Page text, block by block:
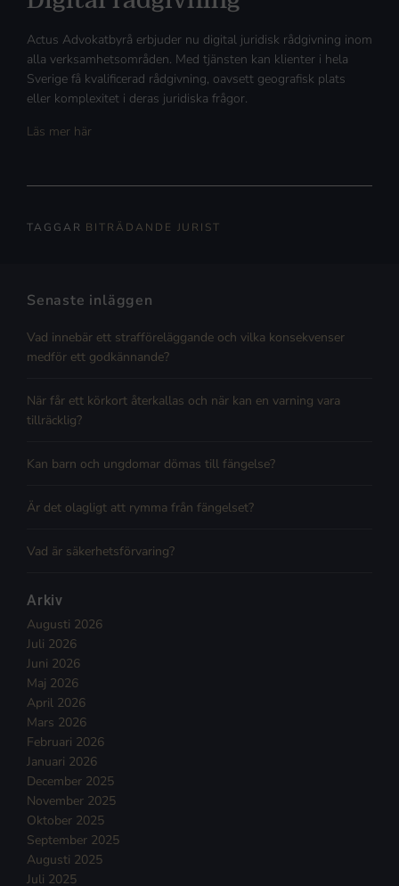
Actus Advokatbyrå erbjuder nu digital juridisk rådgivning inom
alla verksamhetsområden. Med tjänsten kan klienter i hela
Sverige få kvalificerad rådgivning, oavsett geografisk plats
eller komplexitet i deras juridiska frågor.
Läs mer här
TAGGAR BITRÄDANDE JURIST
Senaste inläggen
Vad innebär ett strafföreläggande och vilka konsekvenser
medför ett godkännande?
När får ett körkort återkallas och när kan en varning vara
tillräcklig?
Kan barn och ungdomar dömas till fängelse?
Är det olagligt att rymma från fängelset?
Vad är säkerhetsförvaring?
Arkiv
Augusti 2026
Juli 2026
Juni 2026
Maj 2026
April 2026
Mars 2026
Februari 2026
Januari 2026
December 2025
November 2025
Oktober 2025
September 2025
Augusti 2025
Juli 2025